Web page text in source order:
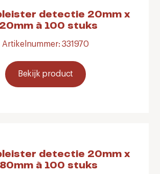
detectie 20mm x
à 100 stuks
Artikelnummer: 331970
Bekijk product
detectie 20mm x
à 100 stuks